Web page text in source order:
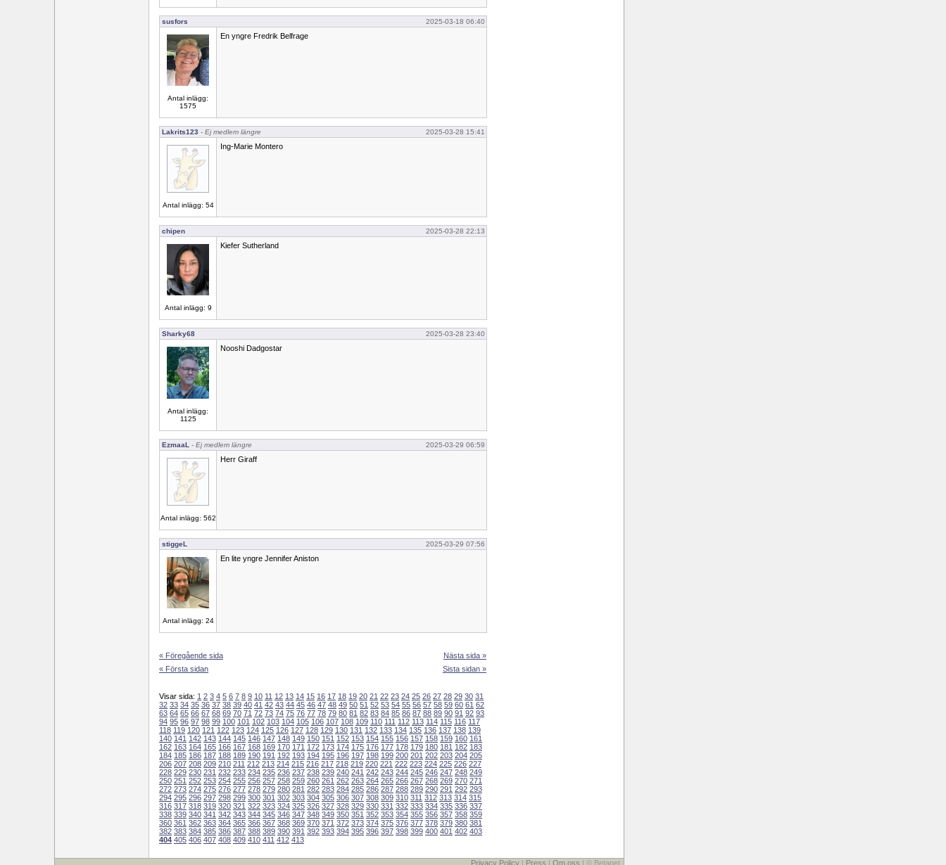
susfors 2025-03-18 06:40
Antal inlägg:
1575
En yngre Fredrik Belfrage
Lakrits123 - Ej medlem längre 2025-03-28 15:41
Antal inlägg: 54
Ing-Marie Montero
chipen 2025-03-28 22:13
Antal inlägg: 9
Kiefer Sutherland
Sharky68 2025-03-28 23:40
Antal inlägg:
1125
Nooshi Dadgostar
EzmaaL - Ej medlem längre 2025-03-29 06:59
Antal inlägg: 562
Herr Giraff
stiggeL 2025-03-29 07:56
Antal inlägg: 24
En lite yngre Jennifer Aniston
« Föregående sida
« Första sidan
Nästa sida »
Sista sidan »
Visar sida: 1 2 3 4 5 6 7 8 9 10 11 12 13 14 15 16 17 18 19 20 21 22 23 24 25 26 27 28 29 30 31
32 33 34 35 36 37 38 39 40 41 42 43 44 45 46 47 48 49 50 51 52 53 54 55 56 57 58 59 60 61 62
63 64 65 66 67 68 69 70 71 72 73 74 75 76 77 78 79 80 81 82 83 84 85 86 87 88 89 90 91 92 93
94 95 96 97 98 99 100 101 102 103 104 105 106 107 108 109 110 111 112 113 114 115 116 117
118 119 120 121 122 123 124 125 126 127 128 129 130 131 132 133 134 135 136 137 138 139
140 141 142 143 144 145 146 147 148 149 150 151 152 153 154 155 156 157 158 159 160 161
162 163 164 165 166 167 168 169 170 171 172 173 174 175 176 177 178 179 180 181 182 183
184 185 186 187 188 189 190 191 192 193 194 195 196 197 198 199 200 201 202 203 204 205
206 207 208 209 210 211 212 213 214 215 216 217 218 219 220 221 222 223 224 225 226 227
228 229 230 231 232 233 234 235 236 237 238 239 240 241 242 243 244 245 246 247 248 249
250 251 252 253 254 255 256 257 258 259 260 261 262 263 264 265 266 267 268 269 270 271
272 273 274 275 276 277 278 279 280 281 282 283 284 285 286 287 288 289 290 291 292 293
294 295 296 297 298 299 300 301 302 303 304 305 306 307 308 309 310 311 312 313 314 315
316 317 318 319 320 321 322 323 324 325 326 327 328 329 330 331 332 333 334 335 336 337
338 339 340 341 342 343 344 345 346 347 348 349 350 351 352 353 354 355 356 357 358 359
360 361 362 363 364 365 366 367 368 369 370 371 372 373 374 375 376 377 378 379 380 381
382 383 384 385 386 387 388 389 390 391 392 393 394 395 396 397 398 399 400 401 402 403
404 405 406 407 408 409 410 411 412 413
Privacy Policy | Press | Om oss | © Betapet